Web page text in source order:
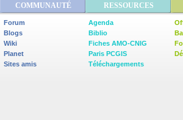
COMMUNAUTÉ RESSOURCES
Forum
Blogs
Wiki
Planet
Sites amis
Agenda
Biblio
Fiches AMO-CNIG
Paris PCGIS
Téléchargements